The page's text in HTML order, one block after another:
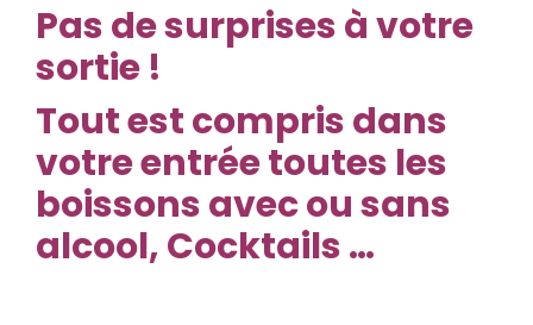
Pas de surprises à votre
sortie !
Tout est compris dans
votre entrée toutes les
boissons avec ou sans
alcool, Cocktails …